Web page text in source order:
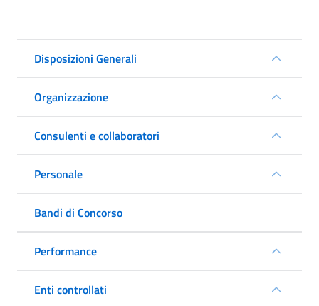
Disposizioni Generali
Organizzazione
Consulenti e collaboratori
Personale
Bandi di Concorso
Performance
Enti controllati